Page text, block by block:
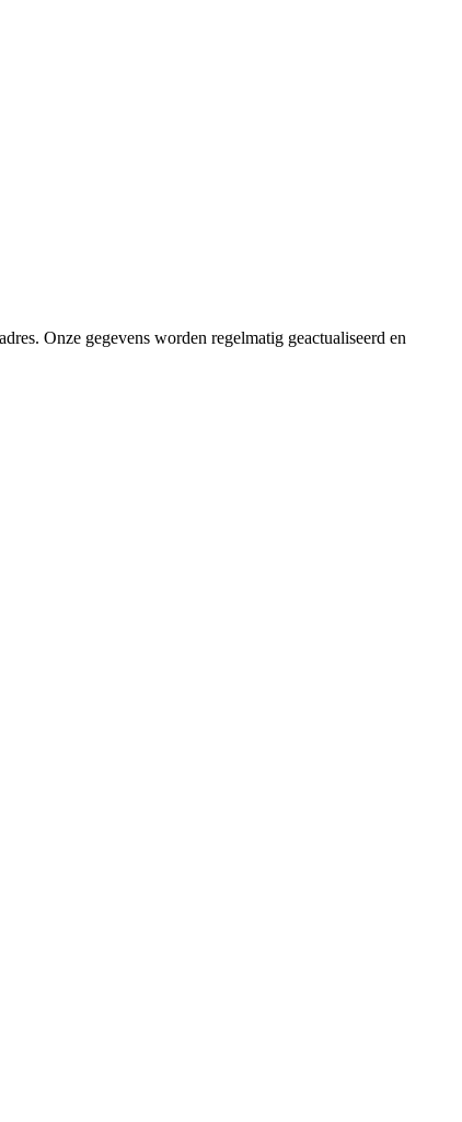
Onze gegevens worden regelmatig geactualiseerd en